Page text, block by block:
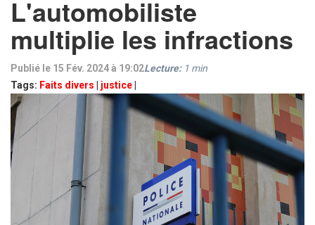
L'automobiliste
multiplie les infractions
Publié le 15 Fév. 2024 à 19:02
Tags: Faits divers justice
Lecture: 1 min